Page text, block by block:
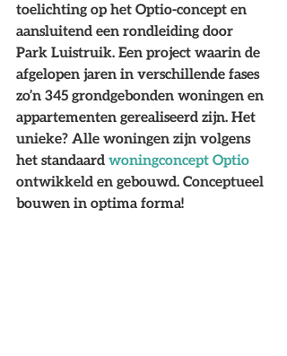
toelichting op het Optio-concept en
aansluitend een rondleiding door
Park Luistruik. Een project waarin de
afgelopen jaren in verschillende fases
zo’n 345 grondgebonden woningen en
appartementen gerealiseerd zijn. Het
unieke? Alle woningen zijn volgens
het standaard woningconcept Optio
ontwikkeld en gebouwd. Conceptueel
bouwen in optima forma!